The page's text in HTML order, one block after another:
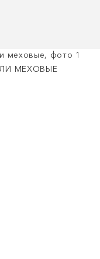
МЕХОВЫЕ